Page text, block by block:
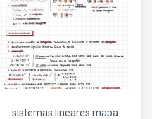
sistemas lineares mapa